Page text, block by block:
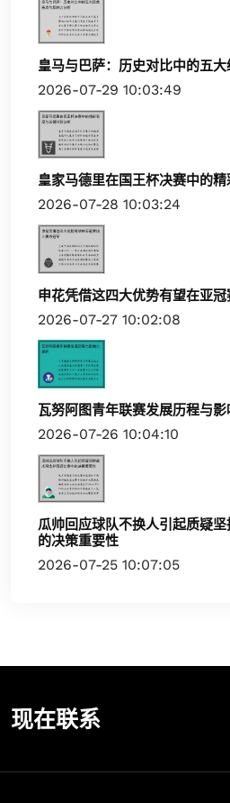
皇马与巴萨：历史对比中的五
2026-07-29 10:03:49
皇家马德里在国王杯决赛中的
2026-07-28 10:03:24
申花凭借这四大优势有望在亚
2026-07-27 10:02:08
瓦努阿图青年联赛发展历程与
2026-07-26 10:04:10
瓜帅回应球队不换人引起质疑
的决策重要性
2026-07-25 10:07:05
现在联系